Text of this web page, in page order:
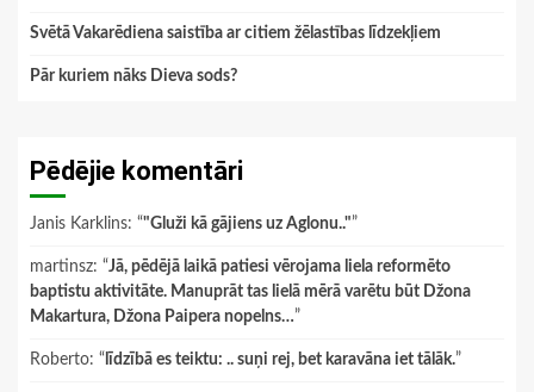
Svētā Vakarēdiena saistība ar citiem žēlastības līdzekļiem
Pār kuriem nāks Dieva sods?
Pēdējie komentāri
Janis Karklins: “"Gluži kā gājiens uz Aglonu.."”
martinsz: “Jā, pēdējā laikā patiesi vērojama liela reformēto
baptistu aktivitāte. Manuprāt tas lielā mērā varētu būt Džona
Makartura, Džona Paipera nopelns…”
Roberto: “ līdzībā es teiktu: .. suņi rej, bet karavāna iet tālāk.”